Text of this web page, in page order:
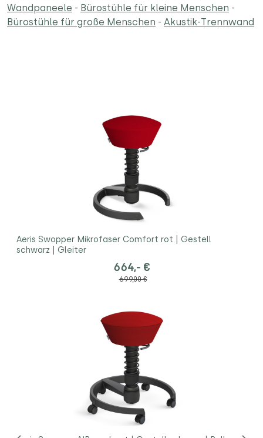
Wandpaneele - Bürostühle für kleine Menschen -
Bürostühle für große Menschen - Akustik-Trennwand
Aeris Swopper Mikrofaser Comfort rot | Gestell
schwarz | Gleiter
664,- €
699,00 €